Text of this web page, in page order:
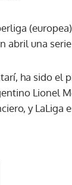
una
ha sido
Lionel
y LaLiga